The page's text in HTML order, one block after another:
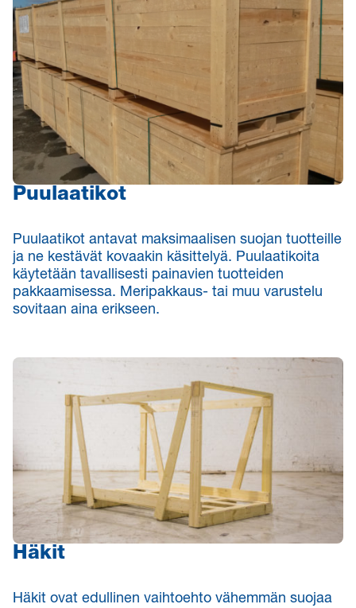
Puulaatikot
Puulaatikot antavat maksimaalisen suojan tuotteille
ja ne kestävät kovaakin käsittelyä. Puulaatikoita
käytetään tavallisesti painavien tuotteiden
pakkaamisessa. Meripakkaus- tai muu varustelu
sovitaan aina erikseen.
Häkit
Häkit ovat edullinen vaihtoehto vähemmän suojaa